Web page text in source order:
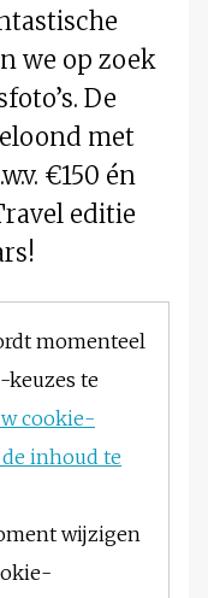
we op zoek
De
met
€150 én
editie
momenteel
keuzes te
cookie-
inhoud te
wijzigen